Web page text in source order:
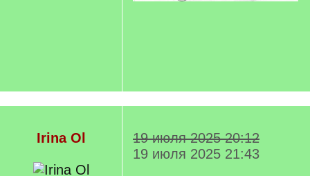
Irina Ol
19 июля 2025 20:12
19 июля 2025 21:43